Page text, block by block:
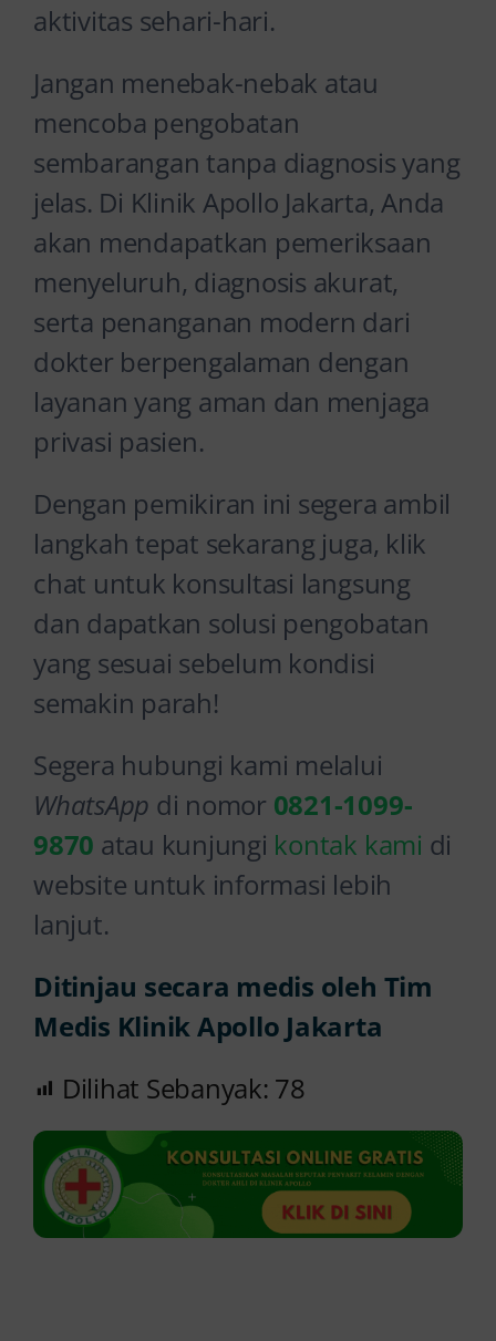
aktivitas sehari-hari.
Jangan menebak-nebak atau
mencoba pengobatan
sembarangan tanpa diagnosis yang
jelas. Di Klinik Apollo Jakarta, Anda
akan mendapatkan pemeriksaan
menyeluruh, diagnosis akurat,
serta penanganan modern dari
dokter berpengalaman dengan
layanan yang aman dan menjaga
privasi pasien.
Dengan pemikiran ini segera ambil
langkah tepat sekarang juga, klik
chat untuk konsultasi langsung
dan dapatkan solusi pengobatan
yang sesuai sebelum kondisi
semakin parah!
Segera hubungi kami melalui
WhatsApp di nomor 0821-1099-
9870 atau kunjungi kontak kami di
website untuk informasi lebih
lanjut.
Ditinjau secara medis oleh Tim
Medis Klinik Apollo Jakarta
Dilihat Sebanyak: 78